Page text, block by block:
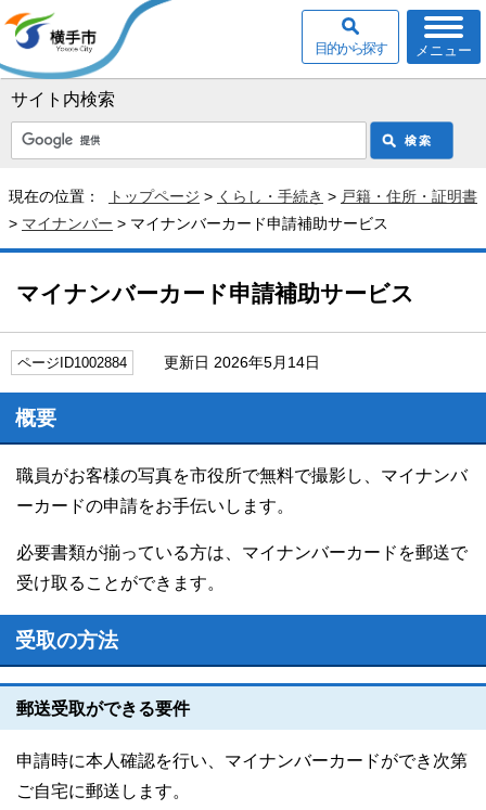
サイト内検索
メニュー
目的から探す
現在の位置： トップページ > くらし・手続き > 戸籍・住所・証明書
> マイナンバー > マイナンバーカード申請補助サービス
マイナンバーカード申請補助サービス
ページID1002884 更新日 2026年5月14日
概要
職員がお客様の写真を市役所で無料で撮影し、マイナンバ
ーカードの申請をお手伝いします。
必要書類が揃っている方は、マイナンバーカードを郵送で
受け取ることができます。
受取の方法
郵送受取ができる要件
申請時に本人確認を行い、マイナンバーカードができ次第
ご自宅に郵送します。